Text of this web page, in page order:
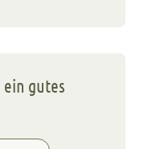
ein gutes